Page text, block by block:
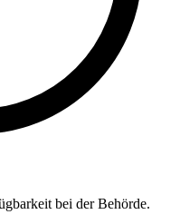
bei der Behörde.